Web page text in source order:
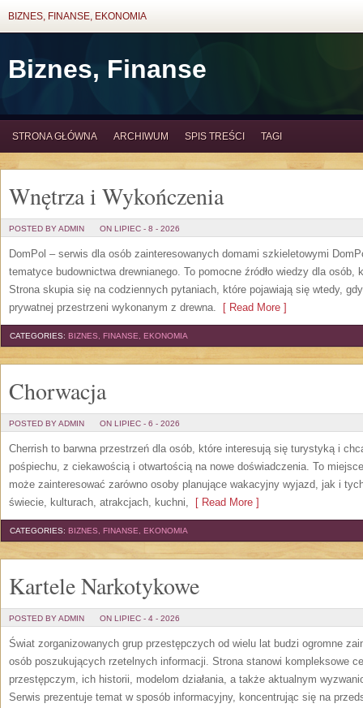
BIZNES, FINANSE, EKONOMIA
Biznes, Finanse
STRONA GŁÓWNA ARCHIWUM SPIS TREŚCI TAGI
Wnętrza i Wykończenia
POSTED BY ADMIN ON LIPIEC - 8 - 2026
DomPol – serwis dla osób zainteresowanych domami szkieletowymi
tematyce budownictwa drewnianego. To pomocne źródło wiedzy dla
Strona skupia się na codziennych pytaniach, które pojawiają się wtedy,
prywatnej przestrzeni wykonanym z drewna. [ Read More ]
CATEGORIES: BIZNES, FINANSE, EKONOMIA
Chorwacja
POSTED BY ADMIN ON LIPIEC - 6 - 2026
Cherrish to barwna przestrzeń dla osób, które interesują się turystyką i
pośpiechu, z ciekawością i otwartością na nowe doświadczenia. To
może zainteresować zarówno osoby planujące wakacyjny wyjazd, jak i
świecie, kulturach, atrakcjach, kuchni, [ Read More ]
CATEGORIES: BIZNES, FINANSE, EKONOMIA
Kartele Narkotykowe
POSTED BY ADMIN ON LIPIEC - 4 - 2026
Świat zorganizowanych grup przestępczych od wielu lat budzi ogromne
osób poszukujących rzetelnych informacji. Strona stanowi kompleksowe
przestępczym, ich historii, modelom działania, a także aktualnym
Serwis prezentuje temat w sposób informacyjny, koncentrując się na